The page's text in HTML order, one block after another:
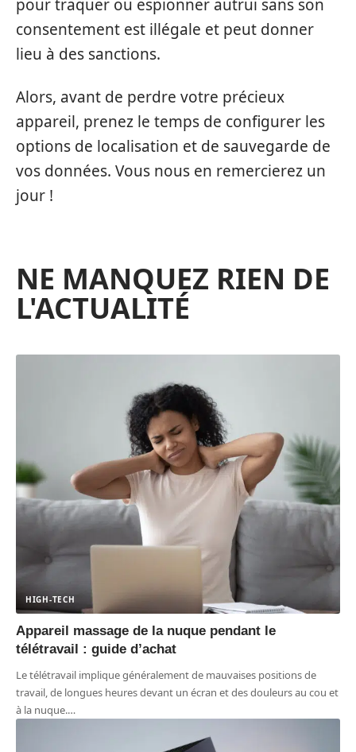
pour traquer ou espionner autrui sans son
consentement est illégale et peut donner
lieu à des sanctions.
Alors, avant de perdre votre précieux
appareil, prenez le temps de configurer les
options de localisation et de sauvegarde de
vos données. Vous nous en remercierez un
jour !
NE MANQUEZ RIEN DE
L'ACTUALITÉ
HIGH-TECH
Appareil massage de la nuque pendant le
télétravail : guide d’achat
Le télétravail implique généralement de mauvaises positions de
travail, de longues heures devant un écran et des douleurs au cou et
à la nuque.…